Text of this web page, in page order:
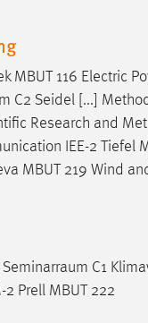
MBUT 116 Electric
C2 Seidel [...]
Research and
IEE-2 Tiefel
MBUT 219 Wind
Seminarraum C1
Prell MBUT 222